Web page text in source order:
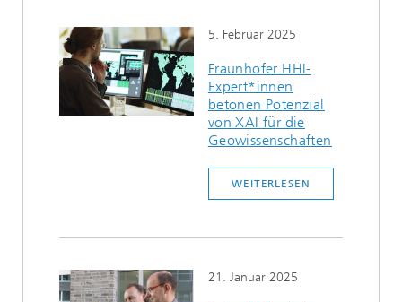
5. Februar 2025
Fraunhofer HHI-
Expert*innen
betonen Potenzial
von XAI für die
Geowissenschaften
WEITERLESEN
21. Januar 2025